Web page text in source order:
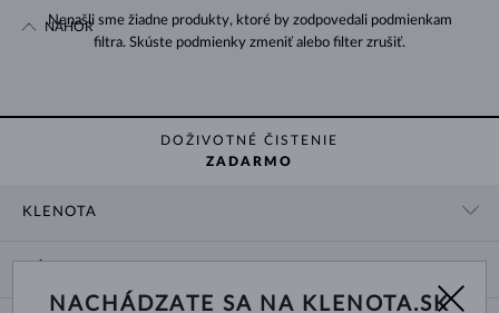
Nenašli sme žiadne produkty, ktoré by zodpovedali podmienkam
filtra. Skúste podmienky zmeniť alebo filter zrušiť.
NAHOR
DOŽIVOTNÉ ČISTENIE
ZADARMO
KLENOTA
NACHÁDZATE SA NA KLENOTA.SK